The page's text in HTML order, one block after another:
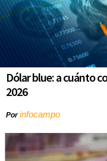
Dólar blue: a cuánto
2026
Porinfocampo